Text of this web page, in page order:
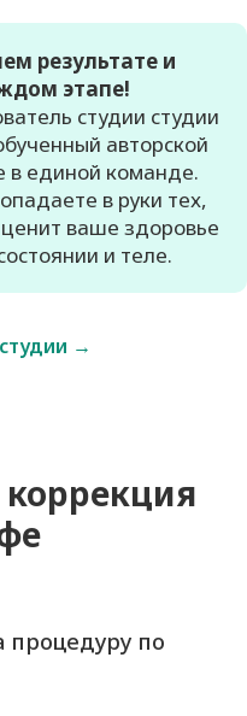
результате и
этапе!
студии студии
авторской
единой команде.
в руки тех,
ваше здоровье
и теле.
→
процедуру по